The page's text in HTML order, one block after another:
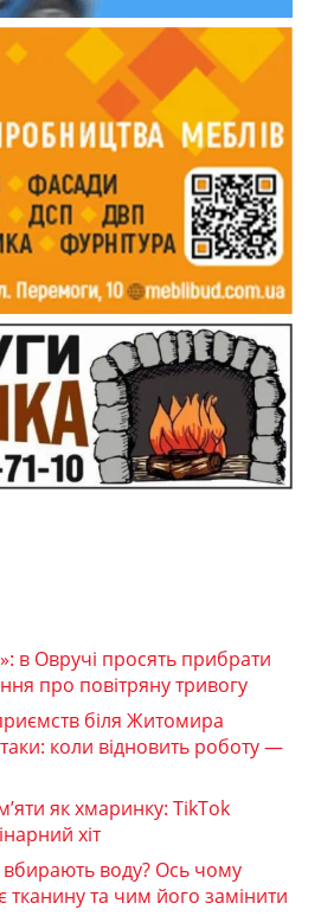
в Овручі просять прибрати
про повітряну тривогу
біля Житомира
коли відновить роботу —
як хмаринку: TikTok
хіт
воду? Ось чому
тканину та чим його замінити